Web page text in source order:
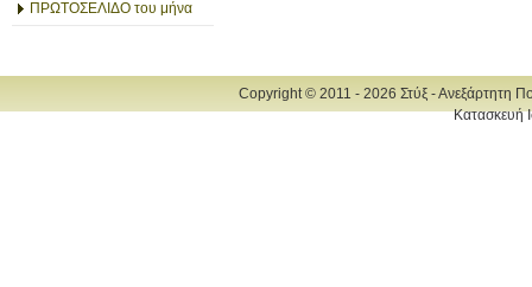
ΠΡΩΤΟΣΕΛΙΔΟ του μήνα
Copyright © 2011 - 2026 Στύξ - Ανεξάρτητη
Κατασκευή